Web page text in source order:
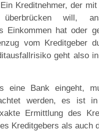
Kreditnehmer, der
überbrücken will,
Einkommen hat oder
vom Kreditgeber
geht also
eine Bank eingeht,
werden, es ist in
Ermittlung des
Kreditgebers als auch